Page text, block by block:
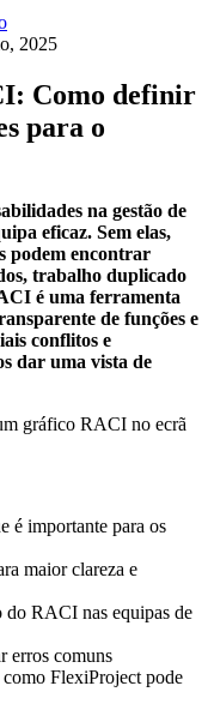
2025
Como definir
para o
na gestão de
eficaz. Sem elas,
podem encontrar
trabalho duplicado
é uma ferramenta
de funções e
conflitos e
dar uma vista de
é importante para os
maior clareza e
do RACI nas equipas de
erros comuns
FlexiProject pode